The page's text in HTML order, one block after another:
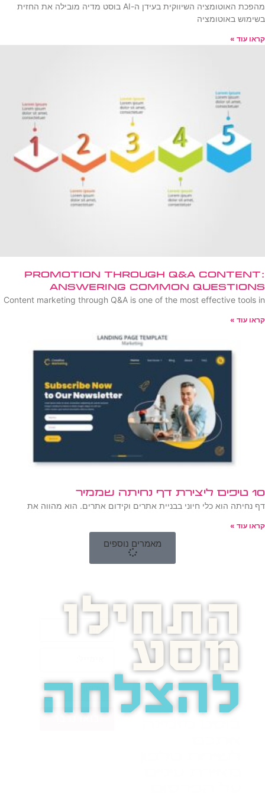
מהפכת האוטומציה השיווקית בעידן ה-AI בוסט מדיה מובילה את החזית
בשימוש באוטומציה
קראו עוד »
Promotion Through Q&A Content:
Answering Common Questions
Content marketing through Q&A is one of the most effective tools in
קראו עוד »
10 טיפים ליצירת דף נחיתה שממיר
דף נחיתה הוא כלי חיוני בבניית אתרים וקידום אתרים. הוא מהווה את
קראו עוד »
מאמרים נוספים
התחילו
מסע
להצלחה
בואו נדבר